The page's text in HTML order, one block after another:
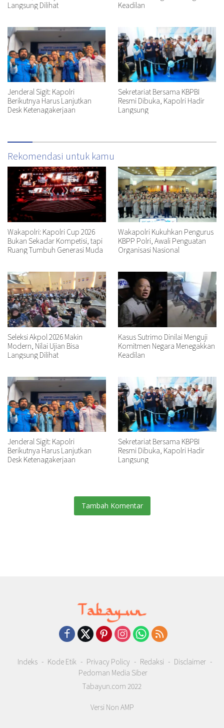
Langsung Dilihat
Keadilan
Jenderal Sigit: Kapolri
Berikutnya Harus Lanjutkan
Desk Ketenagakerjaan
Sekretariat Bersama KBPBI
Resmi Dibuka, Kapolri Hadir
Langsung
Rekomendasi untuk kamu
Wakapolri: Kapolri Cup 2026
Bukan Sekadar Kompetisi, tapi
Ruang Tumbuh Generasi Muda
Wakapolri Kukuhkan Pengurus
KBPP Polri, Awali Penguatan
Organisasi Nasional
Seleksi Akpol 2026 Makin
Modern, Nilai Ujian Bisa
Langsung Dilihat
Kasus Sutrimo Dinilai Menguji
Komitmen Negara Menegakkan
Keadilan
Jenderal Sigit: Kapolri
Berikutnya Harus Lanjutkan
Desk Ketenagakerjaan
Sekretariat Bersama KBPBI
Resmi Dibuka, Kapolri Hadir
Langsung
Tambah Komentar
Indeks Kode Etik Privacy Policy Redaksi
Disclaimer
Pedoman Media Siber
Tabayun.com 2022
Versi Non AMP